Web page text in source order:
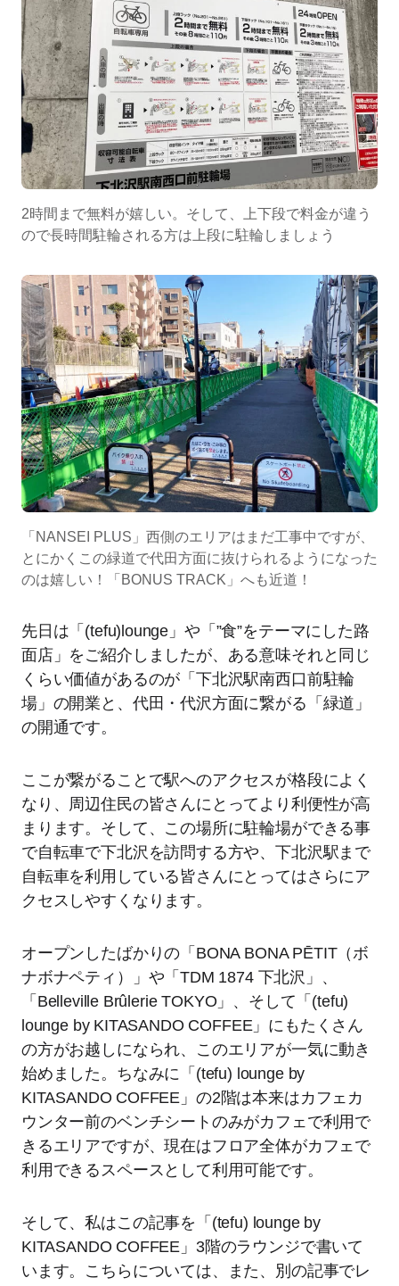
2時間まで無料が嬉しい。そして、上下段で料金が違う
ので長時間駐輪される方は上段に駐輪しましょう
「NANSEI PLUS」西側のエリアはまだ工事中ですが、
とにかくこの緑道で代田方面に抜けられるようになった
のは嬉しい！「BONUS TRACK」へも近道！
先日は「(tefu)lounge」や「”食”をテーマにした路
面店」をご紹介しましたが、ある意味それと同じ
くらい価値があるのが「下北沢駅南西口前駐輪
場」の開業と、代田・代沢方面に繋がる「緑道」
の開通です。
ここが繋がることで駅へのアクセスが格段によく
なり、周辺住民の皆さんにとってより利便性が高
まります。そして、この場所に駐輪場ができる事
で自転車で下北沢を訪問する方や、下北沢駅まで
自転車を利用している皆さんにとってはさらにア
クセスしやすくなります。
オープンしたばかりの「BONA BONA PĒTIT（ボ
ナボナペティ）」や「TDM 1874 下北沢」、
「Belleville Brûlerie TOKYO」、そして「(tefu)
lounge by KITASANDO COFFEE」にもたくさん
の方がお越しになられ、このエリアが一気に動き
始めました。ちなみに「(tefu) lounge by
KITASANDO COFFEE」の2階は本来はカフェカ
ウンター前のベンチシートのみがカフェで利用で
きるエリアですが、現在はフロア全体がカフェで
利用できるスペースとして利用可能です。
そして、私はこの記事を「(tefu) lounge by
KITASANDO COFFEE」3階のラウンジで書いて
います。こちらについては、また、別の記事でレ